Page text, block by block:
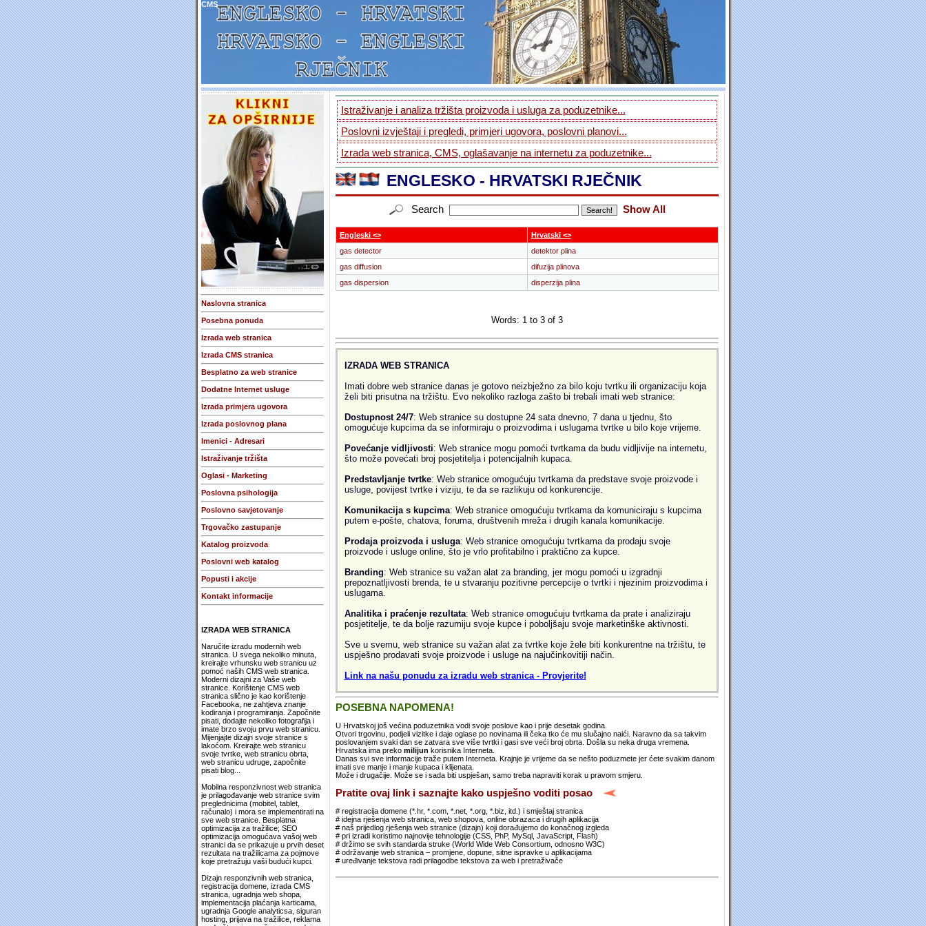
CMS
Naslovna stranica
Posebna ponuda
Izrada web stranica
Izrada CMS stranica
Besplatno za web stranice
Dodatne Internet usluge
Izrada primjera ugovora
Izrada poslovnog plana
Imenici - Adresari
Istraživanje tržišta
Oglasi - Marketing
Poslovna psihologija
Poslovno savjetovanje
Trgovačko zastupanje
Katalog proizvoda
Poslovni web katalog
Popusti i akcije
Kontakt informacije
IZRADA WEB STRANICA
Naručite izradu modernih web
stranica. U svega nekoliko minuta,
kreirajte vrhunsku web stranicu uz
pomoć naših CMS web stranica.
Moderni dizajni za Vaše web
stranice. Korištenje CMS web
stranica slično je kao korištenje
Facebooka, ne zahtjeva znanje
kodiranja i programiranja. Započnite
pisati, dodajte nekoliko fotografija i
imate brzo svoju prvu web stranicu.
Mijenjajte dizajn svoje stranice s
lakoćom. Kreirajte web stranicu
svoje tvrtke, web stranicu obrta,
web stranicu udruge, započnite
pisati blog...
Mobilna responzivnost web stranica
je prilagođavanje web stranice svim
preglednicima (mobitel, tablet,
računalo) i mora se implementirati na
sve web stranice. Besplatna
optimizacija za tražilice; SEO
optimizacija omogućava vašoj web
stranici da se prikazuje u prvih deset
rezultata na tražilicama za pojmove
koje pretražuju vaši budući kupci.
Dizajn responzivnih web stranica,
registracija domene, izrada CMS
stranica, ugradnja web shopa,
implementacija plaćanja karticama,
ugradnja Google analyticsa, siguran
hosting, prijava na tražilice, reklama
Istraživanje i analiza tržišta proizvoda i usluga za poduzetnike...
Poslovni izvještaji i pregledi, primjeri ugovora, poslovni planovi...
Izrada web stranica, CMS, oglašavanje na internetu za poduzetnike...
ENGLESKO - HRVATSKI RJEČNIK
Search Show All
Engleski <>
Hrvatski <>
gas detector
detektor plina
gas diffusion
difuzija plinova
gas dispersion
disperzija plina
Words: 1 to 3 of 3
IZRADA WEB STRANICA
Imati dobre web stranice danas je gotovo neizbježno za bilo koju tvrtku ili organizaciju koja
želi biti prisutna na tržištu. Evo nekoliko razloga zašto bi trebali imati web stranice:
Dostupnost 24/7: Web stranice su dostupne 24 sata dnevno, 7 dana u tjednu, što
omogućuje kupcima da se informiraju o proizvodima i uslugama tvrtke u bilo koje vrijeme.
Povećanje vidljivosti: Web stranice mogu pomoći tvrtkama da budu vidljivije na internetu,
što može povećati broj posjetitelja i potencijalnih kupaca.
Predstavljanje tvrtke: Web stranice omogućuju tvrtkama da predstave svoje proizvode i
usluge, povijest tvrtke i viziju, te da se razlikuju od konkurencije.
Komunikacija s kupcima: Web stranice omogućuju tvrtkama da komuniciraju s kupcima
putem e-pošte, chatova, foruma, društvenih mreža i drugih kanala komunikacije.
Prodaja proizvoda i usluga: Web stranice omogućuju tvrtkama da prodaju svoje
proizvode i usluge online, što je vrlo profitabilno i praktično za kupce.
Branding: Web stranice su važan alat za branding, jer mogu pomoći u izgradnji
prepoznatljivosti brenda, te u stvaranju pozitivne percepcije o tvrtki i njezinim proizvodima i
uslugama.
Analitika i praćenje rezultata: Web stranice omogućuju tvrtkama da prate i analiziraju
posjetitelje, te da bolje razumiju svoje kupce i poboljšaju svoje marketinške aktivnosti.
Sve u svemu, web stranice su važan alat za tvrtke koje žele biti konkurentne na tržištu, te
uspješno prodavati svoje proizvode i usluge na najučinkovitiji način.
Link na našu ponudu za izradu web stranica - Provjerite!
POSEBNA NAPOMENA!
U Hrvatskoj još većina poduzetnika vodi svoje poslove kao i prije desetak godina.
Otvori trgovinu, podjeli vizitke i daje oglase po novinama ili čeka tko će mu slučajno naići. Naravno da sa takvim
poslovanjem svaki dan se zatvara sve više tvrtki i gasi sve veći broj obrta. Došla su neka druga vremena.
Hrvatska ima preko milijun korisnika Interneta.
Danas svi sve informacije traže putem Interneta. Krajnje je vrijeme da se nešto poduzmete jer ćete svakim danom
imati sve manje i manje kupaca i klijenata.
Može i drugačije. Može se i sada biti uspješan, samo treba napraviti korak u pravom smjeru.
Pratite ovaj link i saznajte kako uspješno voditi posao
# registracija domene (*.hr, *.com, *.net, *.org, *.biz, itd.) i smještaj stranica
# idejna rješenja web stranica, web shopova, online obrazaca i drugih aplikacija
# naš prijedlog rješenja web stranice (dizajn) koji dorađujemo do konačnog izgleda
# pri izradi koristimo najnovije tehnologije (CSS, PhP, MySql, JavaScript, Flash)
# držimo se svih standarda struke (World Wide Web Consortium, odnosno W3C)
# održavanje web stranica – promjene, dopune, sitne ispravke u aplikacijama
# uređivanje tekstova radi prilagodbe tekstova za web i pretraživače